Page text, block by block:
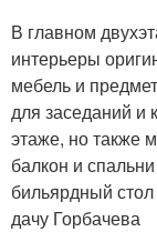
В главном
интерьеры
мебель и
для заседаний и
этаже, но также
балкон и
бильярдный
дачу Горбачева